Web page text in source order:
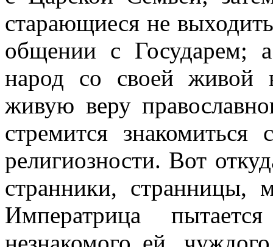
старающиеся не
общении с Государем;
народ со своей живой
живую веру
стремится
религиозности. Вот
странники,
Императрица